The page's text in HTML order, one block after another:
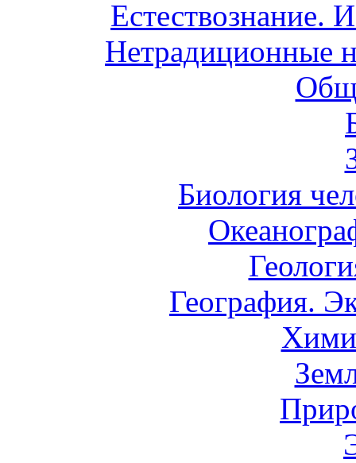
Естествознание.
Нетрадиционные
Биология
География.